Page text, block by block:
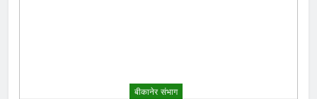
बीकानेर संभाग